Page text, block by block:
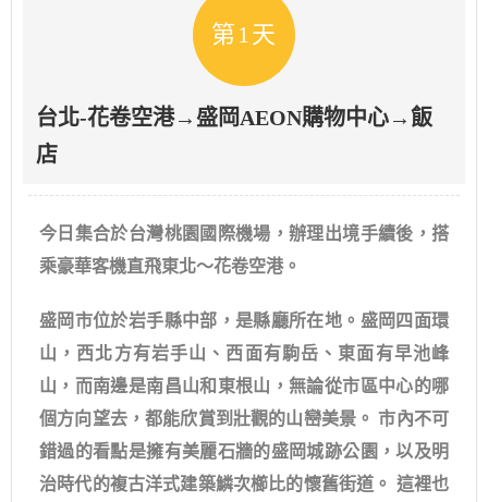
第1天
台北-花卷空港→盛岡AEON購物中心→飯
店
今日集合於台灣桃園國際機場，辦理出境手續後，搭
乘豪華客機直飛東北～花卷空港。
盛岡市位於岩手縣中部，是縣廳所在地。盛岡四面環
山，西北方有岩手山、西面有駒岳、東面有早池峰
山，而南邊是南昌山和東根山，無論從市區中心的哪
個方向望去，都能欣賞到壯觀的山巒美景。 市內不可
錯過的看點是擁有美麗石牆的盛岡城跡公園，以及明
治時代的複古洋式建築鱗次櫛比的懷舊街道。 這裡也